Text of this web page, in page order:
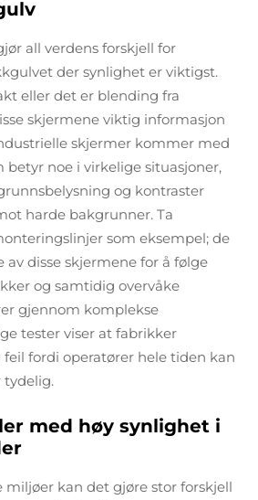
all verdens forskjell for
der synlighet er viktigst.
eller det er blending fra
skjermene viktig informasjon
skjermer kommer med
betyr noe i virkelige situasjoner,
og kontraster
harde bakgrunner. Ta
som eksempel; de
av disse skjermene for å følge
og samtidig overvåke
gjennom komplekse
tester viser at fabrikker
feil fordi operatører hele tiden kan
tydelig.
med høy synlighet i
miljøer kan det gjøre stor forskjell